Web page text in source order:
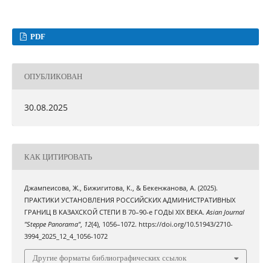
PDF
ОПУБЛИКОВАН
30.08.2025
КАК ЦИТИРОВАТЬ
Джампеисова, Ж., Бижигитова, К., & Бекенжанова, А. (2025).
ПРАКТИКИ УСТАНОВЛЕНИЯ РОССИЙСКИХ АДМИНИСТРАТИВНЫХ
ГРАНИЦ В КАЗАХСКОЙ СТЕПИ В 70–90-е ГОДЫ XIX ВЕКА.Asian Journal
"Steppe Panorama", 12(4), 1056–1072. https://doi.org/10.51943/2710-
3994_2025_12_4_1056-1072
Другие форматы библиографических ссылок